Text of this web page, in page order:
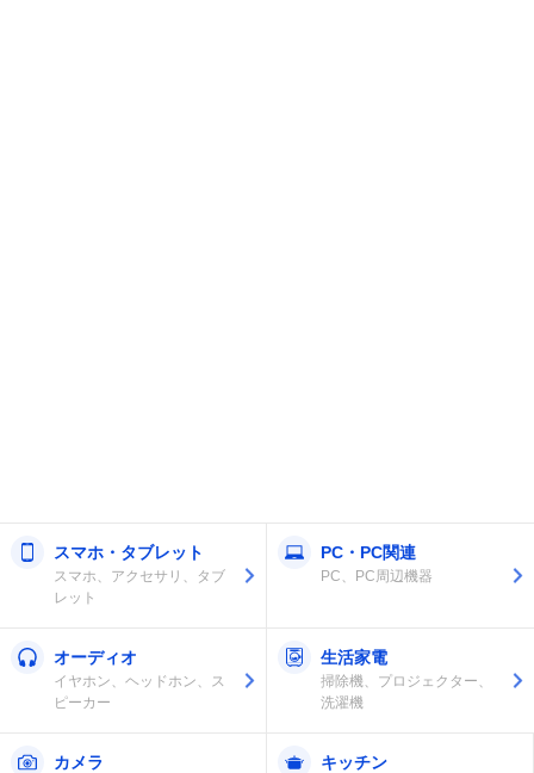
スマホ・タブレット
スマホ、アクセサリ、タブ
レット
PC・PC関連
PC、PC周辺機器
オーディオ
イヤホン、ヘッドホン、ス
ピーカー
生活家電
掃除機、プロジェクター、
洗濯機
カメラ キッチン